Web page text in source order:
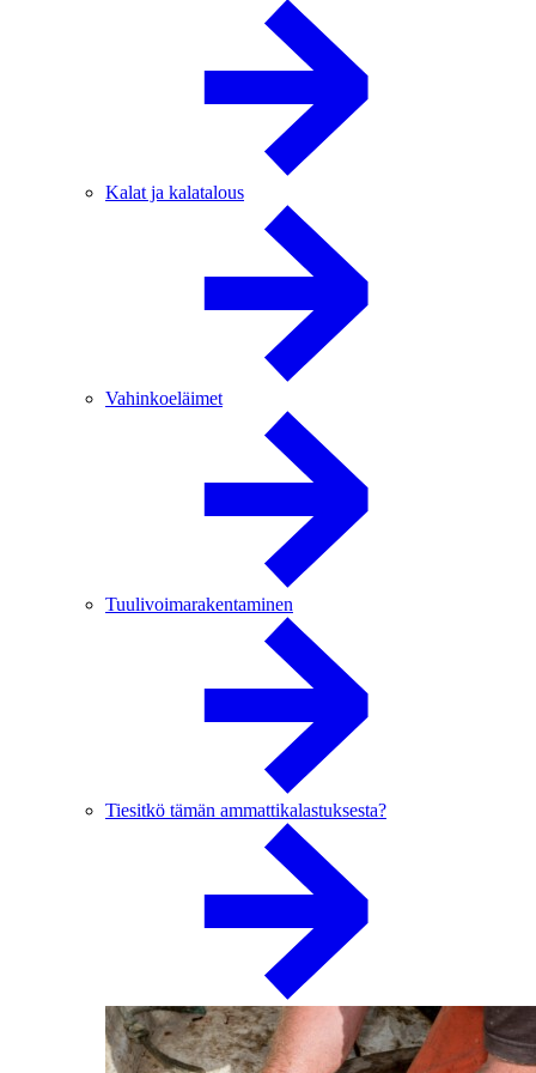
Kalat ja kalatalous
Vahinkoeläimet
Tuulivoimarakentaminen
Tiesitkö tämän ammattikalastuksesta?